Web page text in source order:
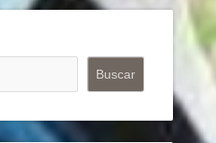
Buscar